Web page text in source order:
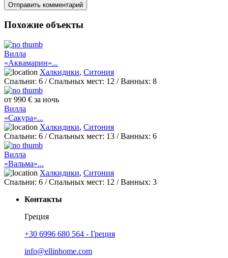
Похожие объекты
Вилла
«Аквамарин»...
Халкидики, Ситония
Спальни: 6 / Спальных мест: 12 /Ванных: 8
от 990 € за ночь
Вилла
«Сакура»...
Халкидики, Ситония
Спальни: 6 / Спальных мест: 13 /Ванных: 6
Вилла
«Вальма»...
Халкидики, Ситония
Спальни: 6 / Спальных мест: 12 /Ванных: 3
Контакты
Греция
+30 6996 680 564 - Греция
info@ellinhome.com